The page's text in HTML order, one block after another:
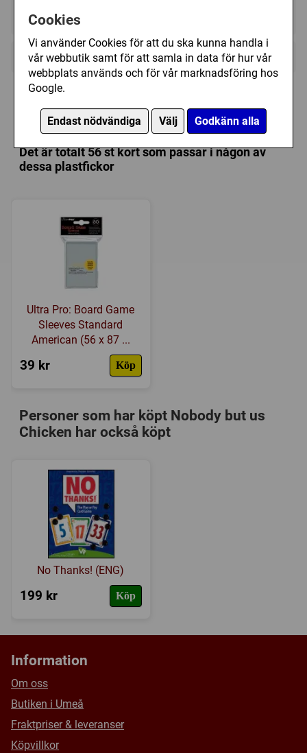
Cookies
Vi använder Cookies för att du ska kunna handla i
vår webbutik samt för att samla in data för hur vår
webbplats används och för vår marknadsföring hos
Google.
Endast nödvändiga Välj Godkänn alla
Ej tillgänglig
Övrig information
Speltyp: Kortspel
Samtidigt spelande
Tillverkare: Z-MAN games
Länkar: Regler,Tillverkarens hemsida,
BoardGameGeek
Det är totalt 56 st kort som passar i någon av
dessa plastfickor
Ultra Pro: Board Game
Sleeves Standard
American (56 x 87 ...
39 kr Köp
Personer som har köpt Nobody but us
Chicken har också köpt
No Thanks! (ENG)
199 kr Köp
Information
Om oss
Butiken i Umeå
Fraktpriser & leveranser
Köpvillkor